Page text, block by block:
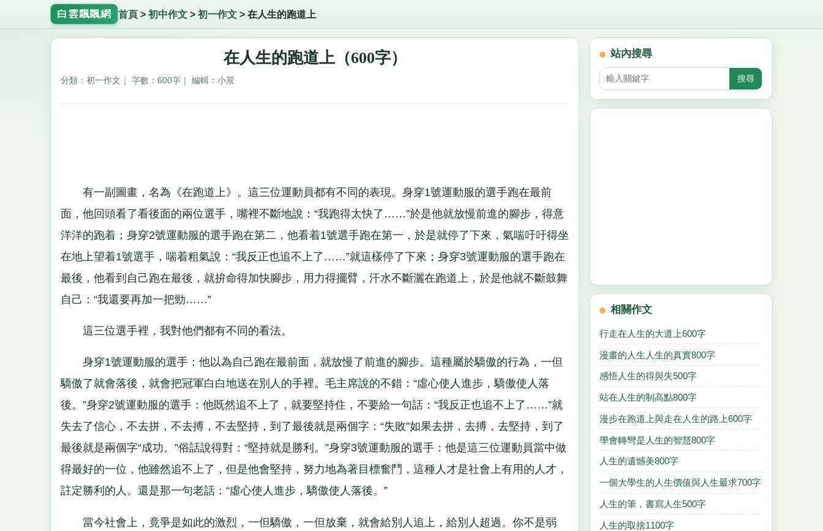
白雲飄飄網 首頁> 初中作文> 初一作文> 在人生的跑道上
在人生的跑道上（600字）
分類：初一作文｜ 字數：600字｜ 編輯：小景
有一副圖畫，名為《在跑道上》。這三位運動員都有不同的表現。身穿1號運動服的選手跑在最前
面，他回頭看了看後面的兩位選手，嘴裡不斷地說：“我跑得太快了……”於是他就放慢前進的腳步，得意
洋洋的跑着；身穿2號運動服的選手跑在第二，他看着1號選手跑在第一，於是就停了下來，氣喘吁吁得坐
在地上望着1號選手，喘着粗氣說：“我反正也追不上了……”就這樣停了下來；身穿3號運動服的選手跑在
最後，他看到自己跑在最後，就拚命得加快腳步，用力得擺臂，汗水不斷灑在跑道上，於是他就不斷鼓舞
自己：“我還要再加一把勁……”
這三位選手裡，我對他們都有不同的看法。
身穿1號運動服的選手：他以為自己跑在最前面，就放慢了前進的腳步。這種屬於驕傲的行為，一但
驕傲了就會落後，就會把冠軍白白地送在別人的手裡。毛主席說的不錯：“虛心使人進步，驕傲使人落
後。”身穿2號運動服的選手：他既然追不上了，就要堅持住，不要給一句話：“我反正也追不上了……”就
失去了信心，不去拼，不去搏，不去堅持，到了最後就是兩個字：“失敗”如果去拼，去搏，去堅持，到了
最後就是兩個字“成功。”俗話說得對：“堅持就是勝利。”身穿3號運動服的選手：他是這三位運動員當中做
得最好的一位，他雖然追不上了，但是他會堅持，努力地為著目標奮鬥，這種人才是社會上有用的人才，
註定勝利的人。還是那一句老話：“虛心使人進步，驕傲使人落後。”
當今社會上，竟爭是如此的激烈，一但驕傲，一但放棄，就會給別人追上，給別人超過。你不是弱
站內搜尋
相關作文
行走在人生的大道上600字
漫畫的人生人生的真實800字
感悟人生的得與失500字
站在人生的制高點800字
漫步在跑道上與走在人生的路上600字
學會轉彎是人生的智慧800字
人生的遺憾美800字
一個大學生的人生價值與人生最求700字
人生的筆，書寫人生500字
人生的取捨1100字